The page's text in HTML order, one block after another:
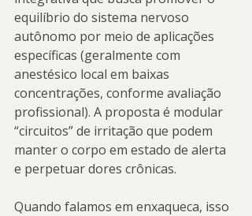
equilíbrio do sistema nervoso
autônomo por meio de aplicações
específicas (geralmente com
anestésico local em baixas
concentrações, conforme avaliação
profissional). A proposta é modular
“circuitos” de irritação que podem
manter o corpo em estado de alerta
e perpetuar dores crônicas.
Quando falamos em enxaqueca, isso